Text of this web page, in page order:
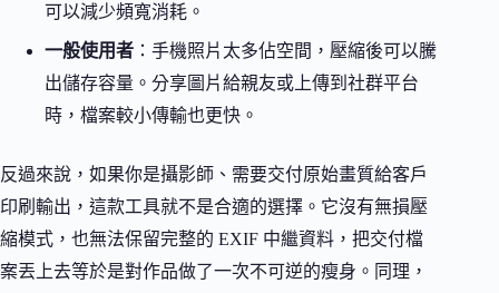
可以減少頻寬消耗。
一般使用者 ：手機照片太多佔空間，壓縮後可以騰
出儲存容量。分享圖片給親友或上傳到社群平台
時，檔案較小傳輸也更快。
反過來說，如果你是攝影師、需要交付原始畫質給客戶
印刷輸出，這款工具就不是合適的選擇。它沒有無損壓
縮模式，也無法保留完整的 EXIF 中繼資料，把交付檔
案丟上去等於是對作品做了一次不可逆的瘦身。同理，